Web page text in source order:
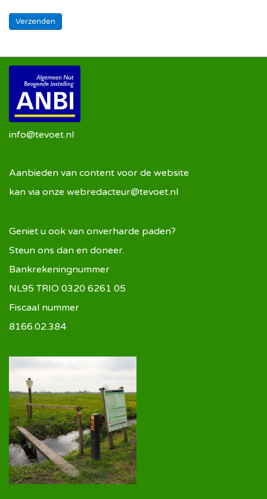
Verzenden
info@tevoet.nl
Aanbieden van content voor de website
kan via onze webredacteur@tevoet.nl
Geniet u ook van onverharde paden?
Steun ons dan en doneer.
Bankrekeningnummer
NL95 TRIO 0320 6261 05
Fiscaal nummer
8166.02.384